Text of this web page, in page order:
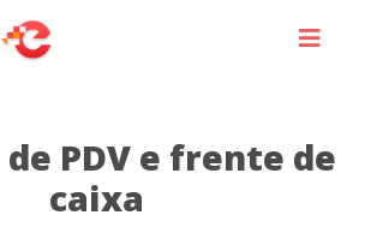
PDV e frente de
caixa